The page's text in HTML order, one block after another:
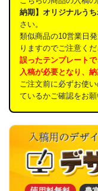
納期】オリジナルう
さい。
類似商品の10営業日
りますのでご注意くだ
誤ったテンプレート
入稿が必要となり、
ご注文前に必ずお使
ているかご確認をお願